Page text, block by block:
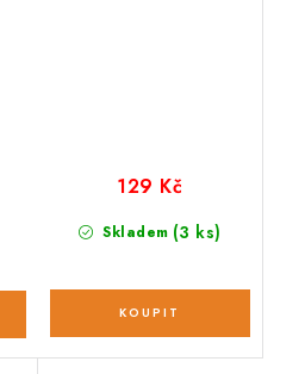
Skladem (3 ks)
129 Kč